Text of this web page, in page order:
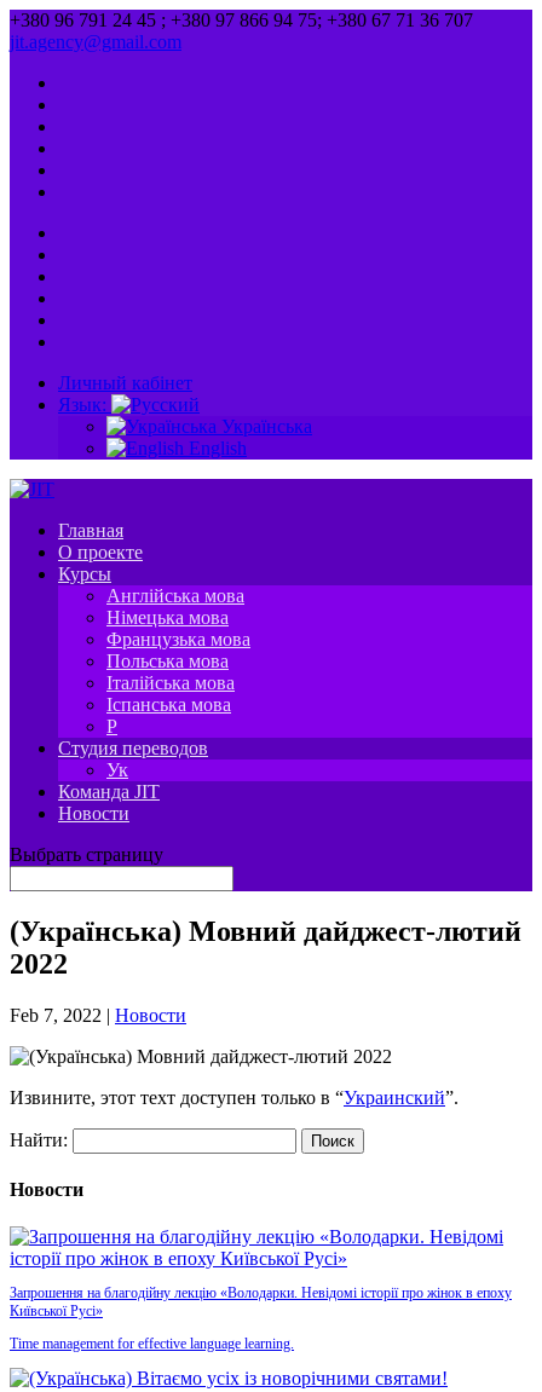
+380 96 791 24 45 ; +380 97 866 94 75; +380 67 71 36 707
jit.agency@gmail.com
Личный кабінет
Язык:
Українська
English
Главная
О проекте
Курсы
Англійська мова
Німецька мова
Французька мова
Польська мова
Італійська мова
Іспанська мова
P
Студия переводов
Ук
Команда JIT
Новости
Выбрать страницу
(Українська) Мовний дайджест-лютий
2022
Feb 7, 2022 | Новости
Извините, этот техт доступен только в “Украинский”.
Найти:
Новости
Запрошення на благодійну лекцію «Володарки. Невідомі історії про жінок в епоху
Київської Русі»
Time management for effective language learning.